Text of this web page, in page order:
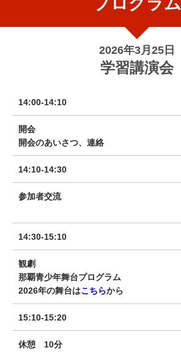
2026年3月25日
学習講演会
14:00-14:10
開会
開会のあいさつ、連絡
14:10-14:30
参加者交流
14:30-15:10
観劇
那覇青少年舞台プログラム
2026年の舞台はこちらから
15:10-15:20
休憩 10分